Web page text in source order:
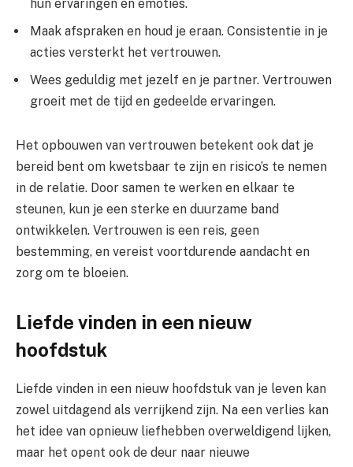
hun ervaringen en emoties.
Maak afspraken en houd je eraan. Consistentie in je
acties versterkt het vertrouwen.
Wees geduldig met jezelf en je partner. Vertrouwen
groeit met de tijd en gedeelde ervaringen.
Het opbouwen van vertrouwen betekent ook dat je
bereid bent om kwetsbaar te zijn en risico’s te nemen
in de relatie. Door samen te werken en elkaar te
steunen, kun je een sterke en duurzame band
ontwikkelen. Vertrouwen is een reis, geen
bestemming, en vereist voortdurende aandacht en
zorg om te bloeien.
Liefde vinden in een nieuw
hoofdstuk
Liefde vinden in een nieuw hoofdstuk van je leven kan
zowel uitdagend als verrijkend zijn. Na een verlies kan
het idee van opnieuw liefhebben overweldigend lijken,
maar het opent ook de deur naar nieuwe